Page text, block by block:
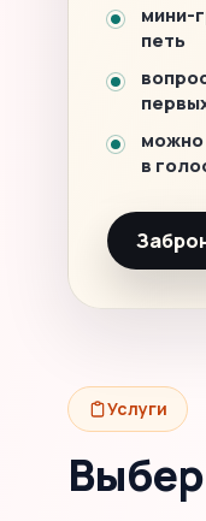
мини-
петь
можно
в
Услуги